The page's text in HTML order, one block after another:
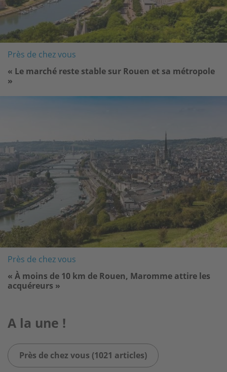
Près de chez vous
« Le marché reste stable sur Rouen et sa métropole
»
Près de chez vous
« À moins de 10 km de Rouen, Maromme attire les
acquéreurs »
A la une !
Près de chez vous (1021 articles)